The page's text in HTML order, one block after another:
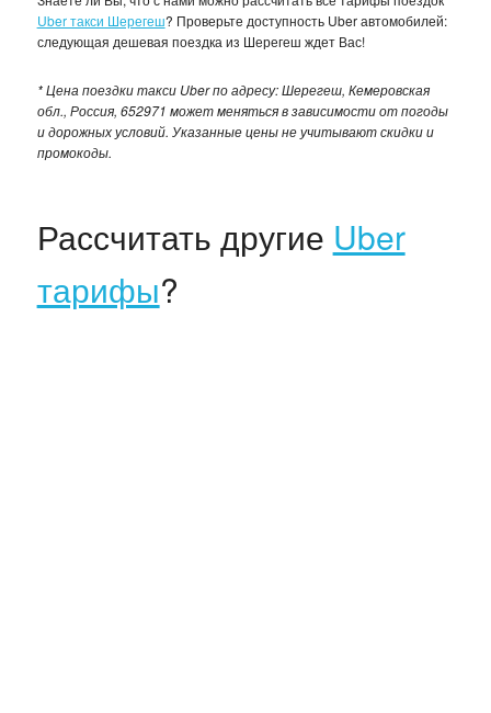
Uber такси Шерегеш? Проверьте доступность Uber автомобилей:
следующая дешевая поездка из Шерегеш ждет Вас!
* Цена поездки такси Uber по адресу: Шерегеш, Кемеровская
обл., Россия, 652971 может меняться в зависимости от погоды
и дорожных условий. Указанные цены не учитывают скидки и
промокоды.
Рассчитать другие Uber
тарифы?